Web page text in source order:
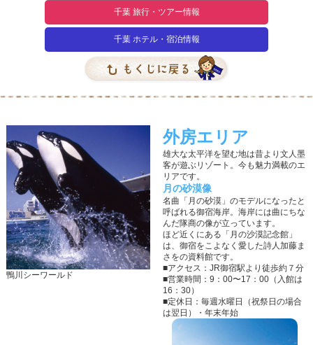
千葉 旅行・ツアー情報
千葉 ホテル・宿泊情報
鴨川シーワールド
外房エリア
雄大な太平洋を望む地は昔より文人墨
客が遊ぶリゾート。今も魅力満載のエ
リアです。
月の砂漠像
名曲「月の砂漠」のモデルになったと
呼ばれる御宿海岸。海岸には曲にちな
んだ隊商の像が立っています。
ほど近くにある「月の沙漠記念館」
は、御宿をこよなく愛した詩人加藤ま
さをの資料館です。
■アクセス：JR御宿駅より徒歩約７分
■営業時間：9：00〜17：00（入館は
16：30）
■定休日：毎週水曜日（祝祭日の場合
は翌日）・年末年始